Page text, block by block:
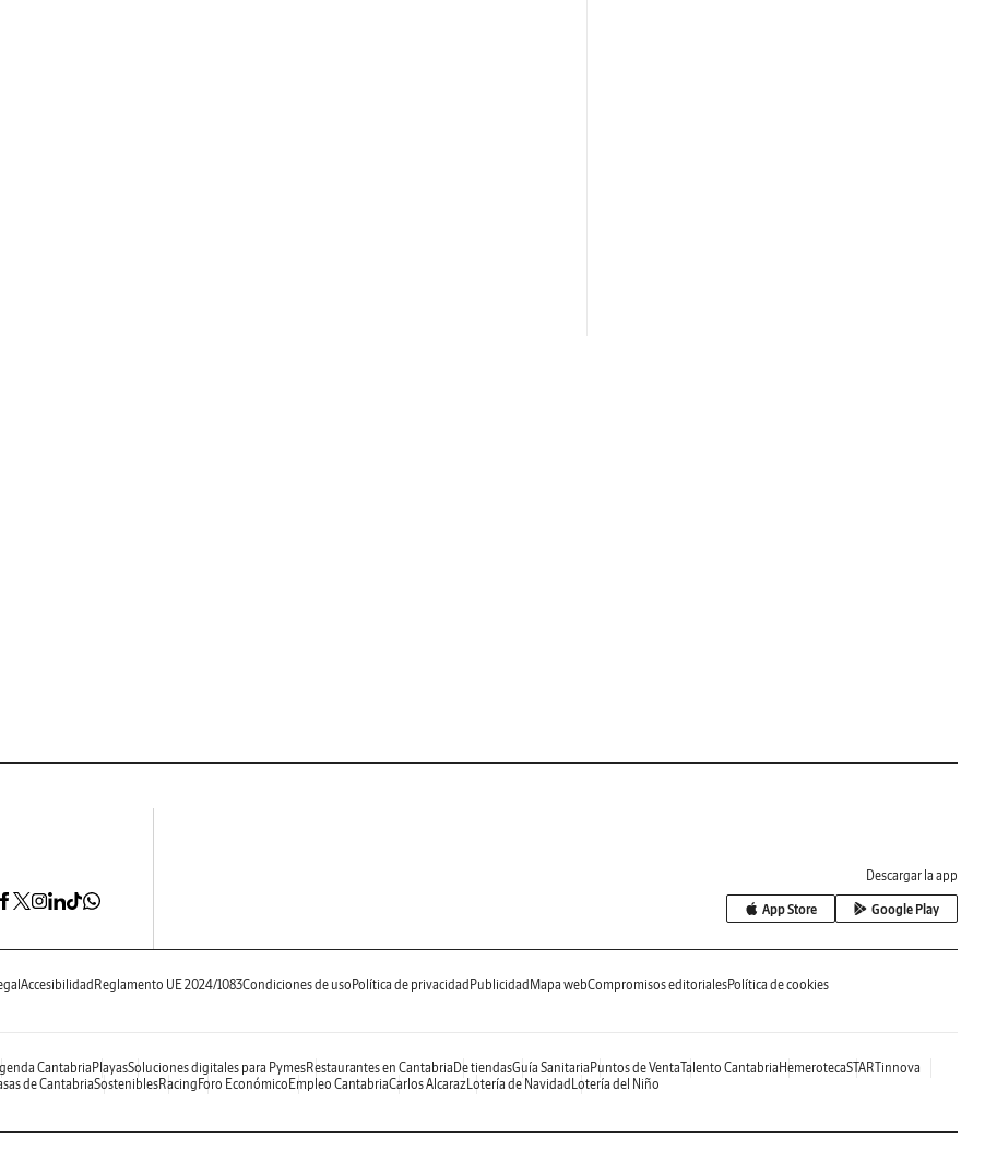
Descargar la app
App Store Google Play
Accesibilidad Reglamento UE 2024/1083Condiciones de uso Política de privacidad Publicidad Mapa webCompromisos editorialesPolítica de cookies
CantabriaPlayasSoluciones digitales para PymesRestaurantes en Cantabria De tiendasGuía Sanitaria Puntos de VentaTalento Cantabria HemerotecaSTARTinnova
de CantabriaSosteniblesRacing Foro Económico Empleo CantabriaCarlos AlcarazLotería de Navidad Lotería del Niño